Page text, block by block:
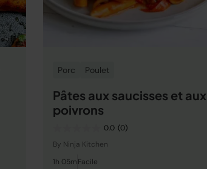
Porc Poulet
Pâtes aux saucisses et aux
poivrons
0.0 (0)
By Ninja Kitchen
1h 05mFacile